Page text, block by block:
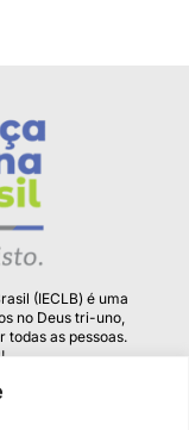
(IECLB) é uma
no Deus tri-uno,
todas as pessoas.